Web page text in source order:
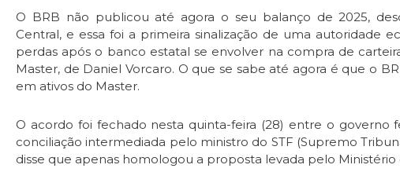
O BRB não publicou até agora o seu balanço de 2025,
Central, e essa foi a primeira sinalização de uma autoridade
perdas após o banco estatal se envolver na compra de
Master, de Daniel Vorcaro. O que se sabe até agora é que o
em ativos do Master.
O acordo foi fechado nesta quinta-feira (28) entre o governo
conciliação intermediada pelo ministro do STF (Supremo
disse que apenas homologou a proposta levada pelo Ministério